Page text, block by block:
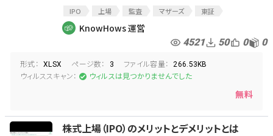
IPO 上場 監査 マザーズ
東証
上場準備
新規上場
KnowHows 運営
4521 50 0 0
形式： XLSX ページ数： 3 ファイル容量： 266.53KB
ウィルススキャン： ウィルスは見つかりませんでした
無料
株式上場（IPO）のメリットとデメリットとは